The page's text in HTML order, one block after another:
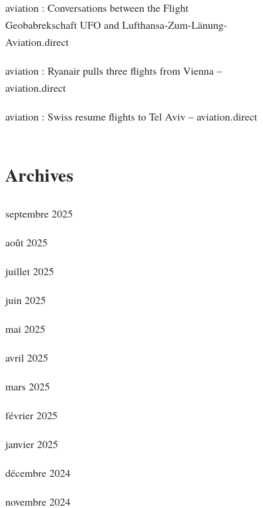
aviation : Conversations between the Flight
Geobabrekschaft UFO and Lufthansa-Zum-Länung-
Aviation.direct
aviation : Ryanair pulls three flights from Vienna –
aviation.direct
aviation : Swiss resume flights to Tel Aviv – aviation.direct
Archives
septembre 2025
août 2025
juillet 2025
juin 2025
mai 2025
avril 2025
mars 2025
février 2025
janvier 2025
décembre 2024
novembre 2024